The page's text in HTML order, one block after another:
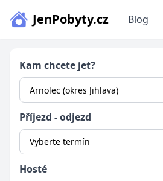
JenPobyty.cz Blog
Kam chcete jet?
Příjezd - odjezd
Vyberte termín
Hosté